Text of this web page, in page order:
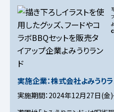
実施企業：株式会社よみうり
実施期間：2024年12月27日(